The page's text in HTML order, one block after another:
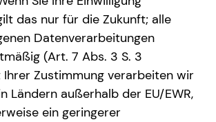
erwerbstätige Menschen finanziell
schon einmal darüber nachgedacht,
wenn du aus gesundheitlichen
arbeiten könntest? Dieses Risiko ist
meisten vermuten. Jede vierte Person
Berufslebens von Erwerbs- oder gar
bedroht. Ein schlimmer Unfall oder eine
das nur für die Zukunft; alle
Datenverarbeitungen
(Art. 7 Abs. 3 S. 3
Ihrer Zustimmung verarbeiten wir
Ländern außerhalb der EU/EWR,
ein geringerer